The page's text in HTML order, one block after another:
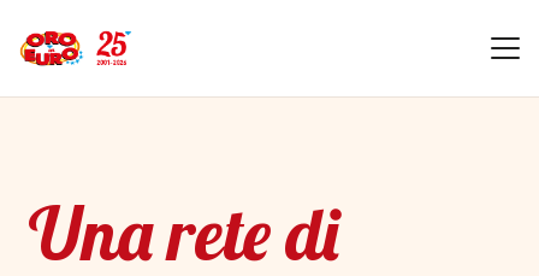
Una rete di